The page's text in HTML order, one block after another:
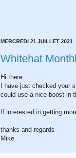
MERCREDI 21 JUILLET 2021
Whitehat
Hi there
I have just checked your
could use a nice boost in
If interested in getting
thanks and regards
Mike